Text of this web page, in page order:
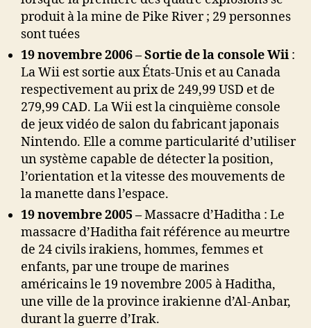
produit à la mine de Pike River ; 29 personnes
sont tuées
19 novembre 2006 – Sortie de la console Wii :
La Wii est sortie aux États-Unis et au Canada
respectivement au prix de 249,99 USD et de
279,99 CAD. La Wii est la cinquième console
de jeux vidéo de salon du fabricant japonais
Nintendo. Elle a comme particularité d’utiliser
un système capable de détecter la position,
l’orientation et la vitesse des mouvements de
la manette dans l’espace.
19 novembre 2005 –Massacre d’Haditha : Le
massacre d’Haditha fait référence au meurtre
de 24 civils irakiens, hommes, femmes et
enfants, par une troupe de marines
américains le 19 novembre 2005 à Haditha,
une ville de la province irakienne d’Al-Anbar,
durant la guerre d’Irak.